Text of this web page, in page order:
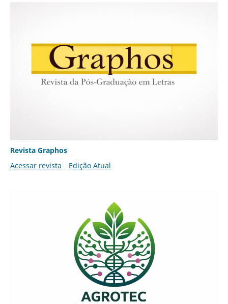
Revista Graphos
Acessar revista
Edição Atual